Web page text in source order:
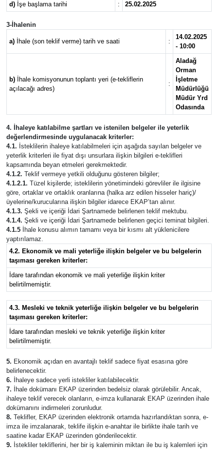
d)İşe başlama tarihi : 25.02.2025
3-İhalenin
a)İhale (son teklif verme) tarih ve saati :
14.02.2025
- 10:00
b)İhale komisyonunun toplantı yeri (e-tekliflerin
açılacağı adres)
:
Aladağ
Orman
İşletme
Müdürlüğü
Müdür Yrd
Odasında
4. İhaleye katılabilme şartları ve istenilen belgeler ile yeterlik
değerlendirmesinde uygulanacak kriterler:
4.1. İsteklilerin ihaleye katılabilmeleri için aşağıda sayılan belgeler ve
yeterlik kriterleri ile fiyat dışı unsurlara ilişkin bilgileri e-teklifleri
kapsamında beyan etmeleri gerekmektedir.
4.1.2. Teklif vermeye yetkili olduğunu gösteren bilgiler;
4.1.2.1. Tüzel kişilerde; isteklilerin yönetimindeki görevliler ile ilgisine
göre, ortaklar ve ortaklık oranlarına (halka arz edilen hisseler hariç)/
üyelerine/kurucularına ilişkin bilgiler idarece EKAP’tan alınır.
4.1.3. Şekli ve içeriği İdari Şartnamede belirlenen teklif mektubu.
4.1.4. Şekli ve içeriği İdari Şartnamede belirlenen geçici teminat bilgileri.
4.1.5İhale konusu alımın tamamı veya bir kısmı alt yüklenicilere
yaptırılamaz.
4.2. Ekonomik ve mali yeterliğe ilişkin belgeler ve bu belgelerin
taşıması gereken kriterler:
İdare tarafından ekonomik ve mali yeterliğe ilişkin kriter
belirtilmemiştir.
4.3. Mesleki ve teknik yeterliğe ilişkin belgeler ve bu belgelerin
taşıması gereken kriterler:
İdare tarafından mesleki ve teknik yeterliğe ilişkin kriter
belirtilmemiştir.
5. Ekonomik açıdan en avantajlı teklif sadece fiyat esasına göre
belirlenecektir.
6. İhaleye sadece yerli istekliler katılabilecektir.
7. İhale dokümanı EKAP üzerinden bedelsiz olarak görülebilir. Ancak,
ihaleye teklif verecek olanların, e-imza kullanarak EKAP üzerinden ihale
dokümanını indirmeleri zorunludur.
8. Teklifler, EKAP üzerinden elektronik ortamda hazırlandıktan sonra, e-
imza ile imzalanarak, teklife ilişkin e-anahtar ile birlikte ihale tarih ve
saatine kadar EKAP üzerinden gönderilecektir.
9. İstekliler tekliflerini, her bir iş kaleminin miktarı ile bu iş kalemleri için